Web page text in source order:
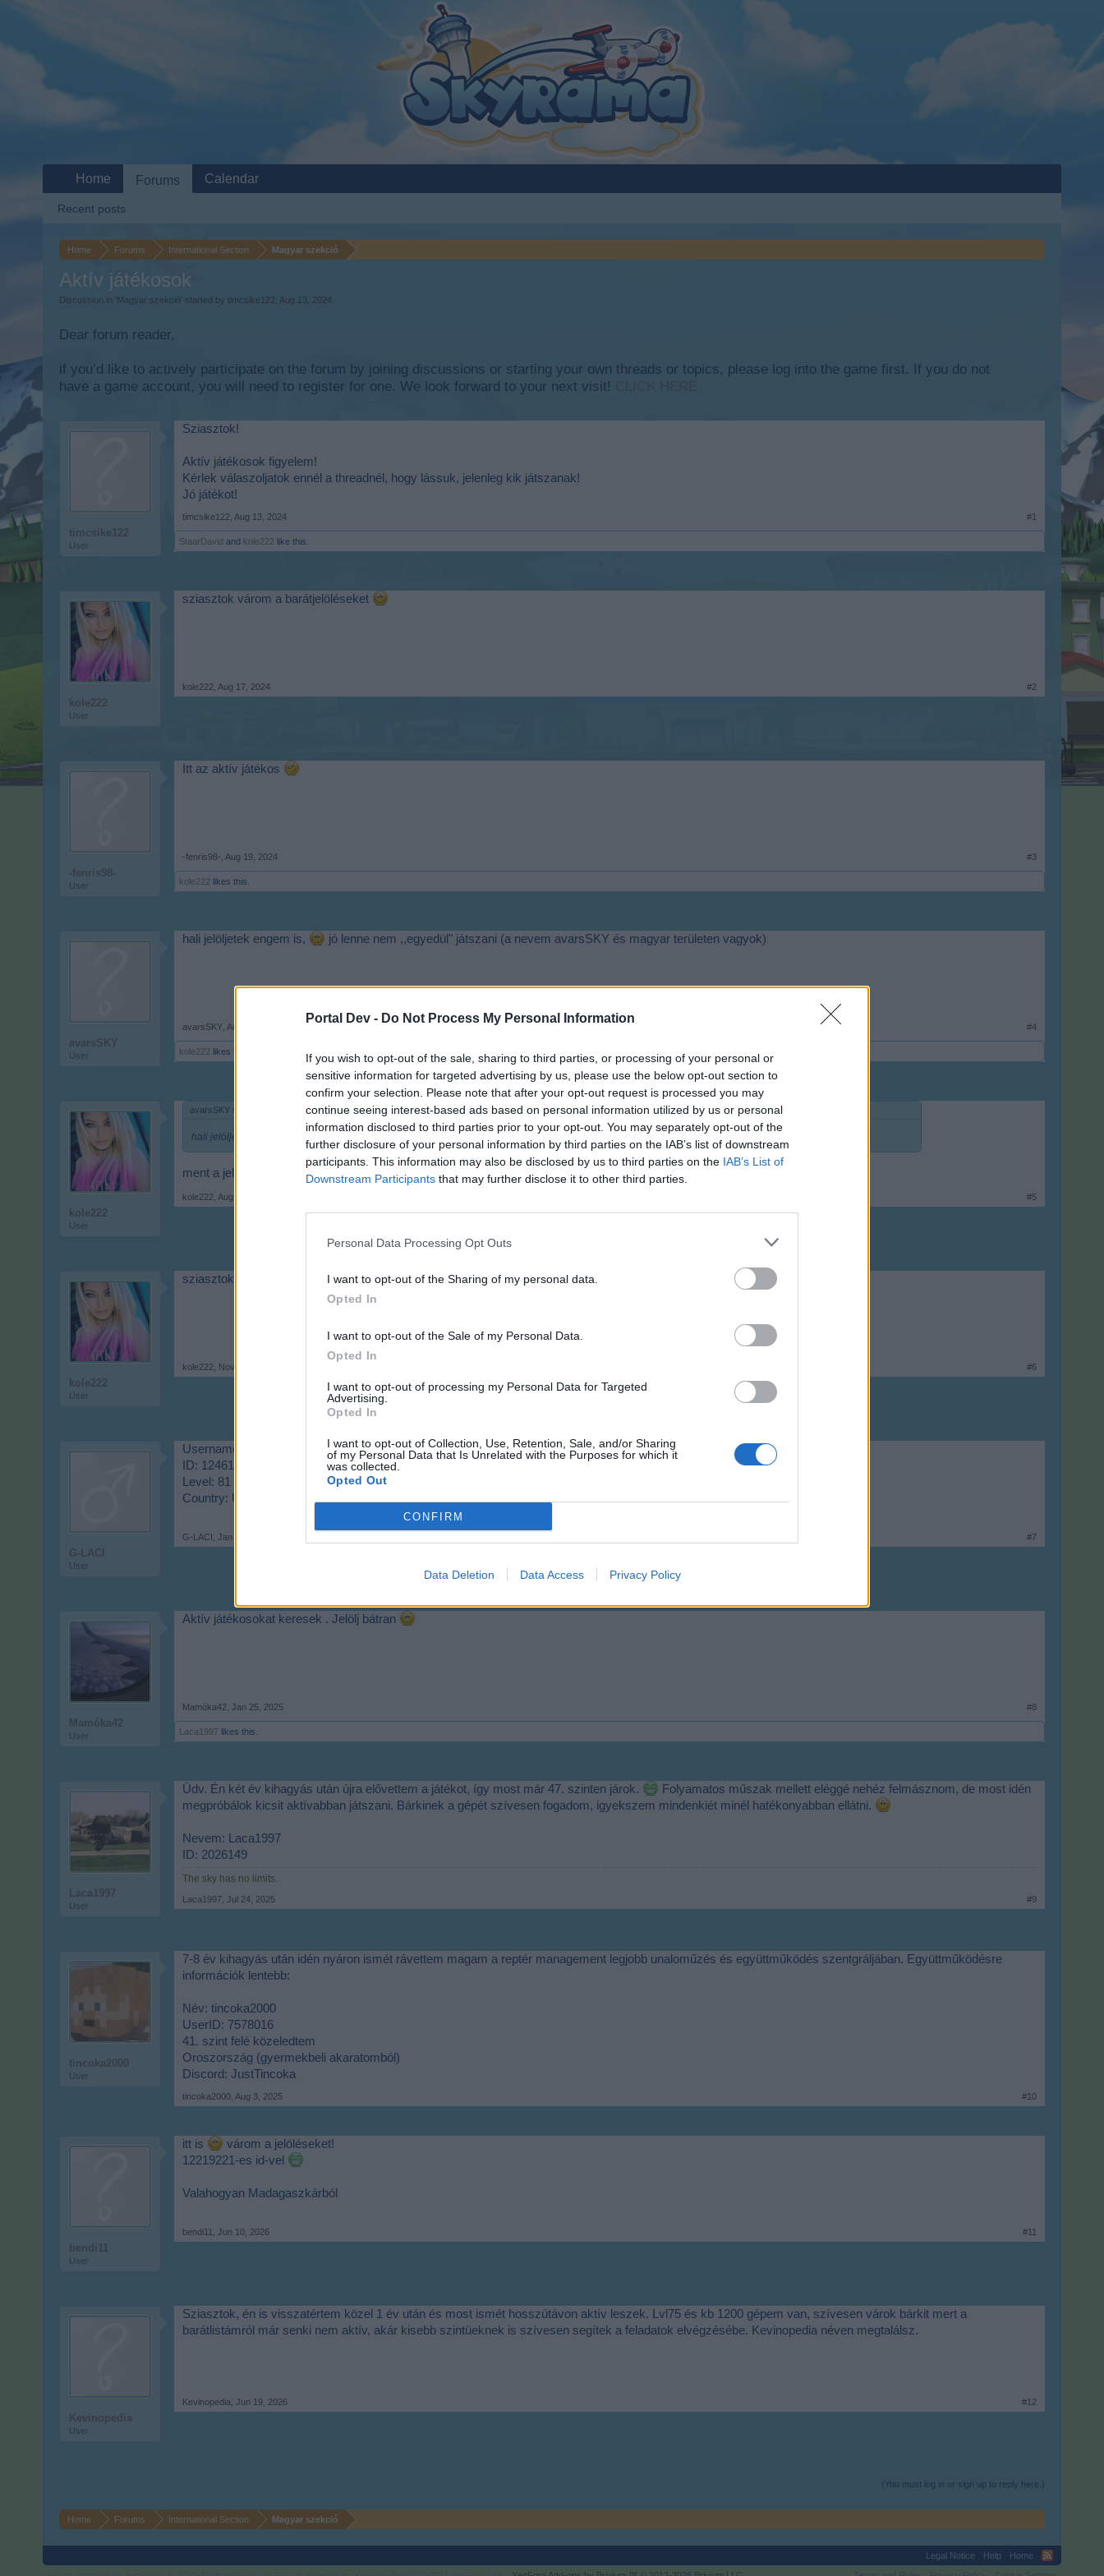
Portal Dev - Do Not Process My Personal Information
If you wish to opt-out of the sale, sharing to third parties, or processing of your personal or
sensitive information for targeted advertising by us, please use the below opt-out section to
confirm your selection. Please note that after your opt-out request is processed you may
continue seeing interest-based ads based on personal information utilized by us or personal
information disclosed to third parties prior to your opt-out. You may separately opt-out of the
further disclosure of your personal information by third parties on the IAB’s list of downstream
participants. This information may also be disclosed by us to third parties on the IAB’s List of
Downstream Participants that may further disclose it to other third parties.
Personal Data Processing Opt Outs
I want to opt-out of the Sharing of my personal data.
Opted In
I want to opt-out of the Sale of my Personal Data.
Opted In
I want to opt-out of processing my Personal Data for Targeted
Advertising.
Opted In
I want to opt-out of Collection, Use, Retention, Sale, and/or Sharing
of my Personal Data that Is Unrelated with the Purposes for which it
was collected.
Opted Out
CONFIRM
Data Deletion Data Access Privacy Policy
Home Forums International Section Magyar szekció
Aktív játékosok
Discussion in ' Magyar szekció ' started by timcsike122 Aug 13, 2024
Dear forum reader,
if you’d like to actively participate on the forum by joining discussions or starting your own threads or topics, please log into the game first. If you do not
have a game account, you will need to register for one. We look forward to your next visit!
CLICK HERE
timcsike122
User
Sziasztok!
Aktív játékosok figyelem!
Kérlek válaszoljatok ennél a threadnél, hogy lássuk, jelenleg kik játszanak!
Jó játékot!
timcsike122 Aug 13, 2024 #1
StaarDavid and kole222 like this.
kole222
User
sziasztok várom a barátjelöléseket
kole222 Aug 17, 2024 #2
-fenris98-
User
Itt az aktív játékos
-fenris98- Aug 19, 2024 #3
kole222 likes this.
avarsSKY
User
hali jelöljetek engem is, jó lenne nem ,,egyedül" játszani (a nevem avarsSKY és magyar területen vagyok)
avarsSKY Aug 23, 2024 #4
kole222 likes this.
kole222
User
avarsSKY said:
hali jelöljetek engem is, jó lenne nem ,,egyedül" játszani (a nevem avarsSKY és magyar területen vagyok)
ment a jelölés
kole222 Aug 25, 2024 #5
kole222
User
sziasztok arra jutottam hogy befejezem a játékot ha esetleg valaki szeretné átvenni a repterem irjon köszönöm
kole222 Nov 2, 2024 #6
G-LACI
User
Username: G-LACI
ID: 12461901
Level: 81
Country: UK
G-LACI Jan 16, 2025 #7
Mamóka42
User
Aktív játékosokat keresek . Jelölj bátran
Mamóka42 Jan 25, 2025 #8
Laca1997 likes this.
Laca1997
User
Üdv. Én két év kihagyás után újra elővettem a játékot, így most már 47. szinten járok.
Folyamatos műszak mellett eléggé nehéz felmásznom, de most idén
megpróbálok kicsit aktívabban játszani. Bárkinek a gépét szívesen fogadom, igyekszem mindenkiét minél hatékonyabban ellátni.
Nevem: Laca1997
ID: 2026149
The sky has no limits.
Laca1997 Jul 24, 2025 #9
tincoka2000
User
7-8 év kihagyás után idén nyáron ismét rávettem magam a reptér management legjobb unaloműzés és együttműködés szentgráljában. Együttműködésre
információk lentebb:
Név: tincoka2000
UserID: 7578016
41. szint felé közeledtem
Oroszország (gyermekbeli akaratomból)
Discord: JustTincoka
tincoka2000 Aug 3, 2025 #10
bendi11
User
itt is
várom a jelöléseket!
12219221-es id-vel
Valahogyan Madagaszkárból
bendi11 Jun 10, 2026 #11
Kevinopedia
User
Sziasztok, én is visszatértem közel 1 év után és most ismét hosszútávon aktív leszek. Lvl75 és kb 1200 gépem van, szívesen várok bárkit mert a
barátlistámról már senki nem aktív, akár kisebb szintüeknek is szívesen segítek a feladatok elvégzésébe. Kevinopedia néven megtalálsz.
Kevinopedia Jun 19, 2026 #12
(You must log in or sign up to reply here.)
Home Forums International Section Magyar szekció
Home Forums
Recent posts
Calendar
Legal Notice Help
Home